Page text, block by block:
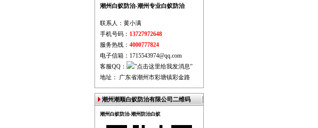
潮州白蚁防治-潮州专业白蚁防治
联系人：黄小满
手机号码： 13727972648
服务热线： 4000777824
电子信箱：1715543974@qq.com
客服QQ：
地址： 广东省潮州市彩塘镇彩金路
潮州潮顺白蚁防治有限公司二维码
潮州白蚁防治-潮州防治白蚁